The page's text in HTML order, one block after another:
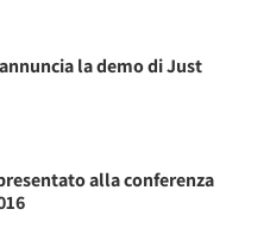
la demo di Just
alla conferenza